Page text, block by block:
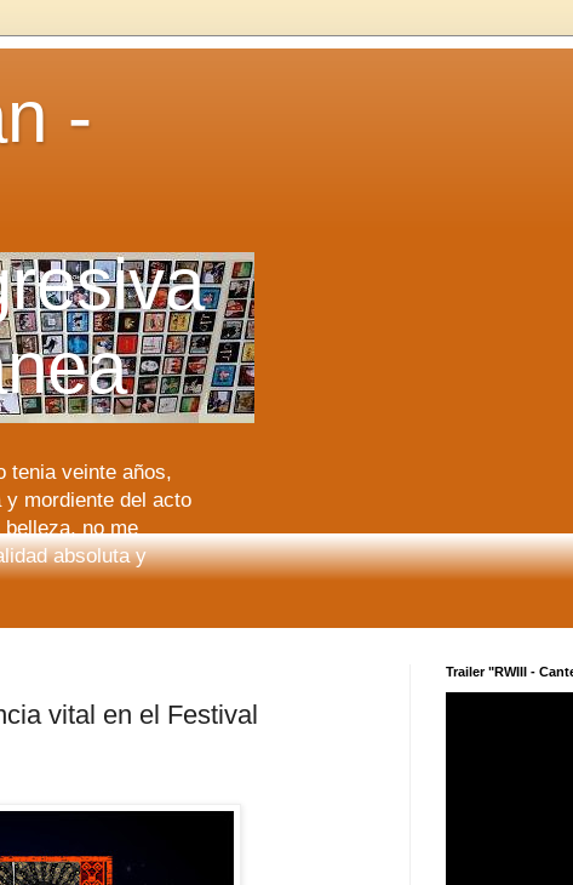
-
tenia veinte años,
mordiente del acto
no me
absoluta y
vital en el Festival
Trailer "RWIII -